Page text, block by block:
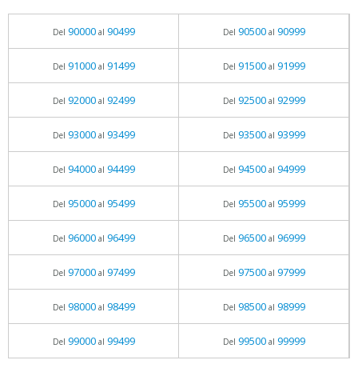
Del 90000al 90499 Del 90500al 90999
Del 91000al 91499 Del 91500al 91999
Del 92000al 92499 Del 92500al 92999
Del 93000al 93499 Del 93500al 93999
Del 94000al 94499 Del 94500al 94999
Del 95000al 95499 Del 95500al 95999
Del 96000al 96499 Del 96500al 96999
Del 97000al 97499 Del 97500al 97999
Del 98000al 98499 Del 98500al 98999
Del 99000al 99499 Del 99500al 99999